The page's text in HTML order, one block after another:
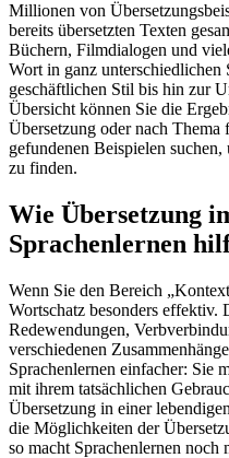
Millionen von
bereits übersetzten Texten
Büchern, Filmdialogen und
Wort in ganz
geschäftlichen Stil bis hin zur
Übersicht können Sie die
Übersetzung oder nach
gefundenen Beispielen
zu finden.
Wie Übersetzung
Sprachenlernen
Wenn Sie den Bereich
Wortschatz besonders effektiv.
Redewendungen,
verschiedenen
Sprachenlernen einfacher: Sie
mit ihrem tatsächlichen
Übersetzung in einer
die Möglichkeiten der
so macht Sprachenlernen noch